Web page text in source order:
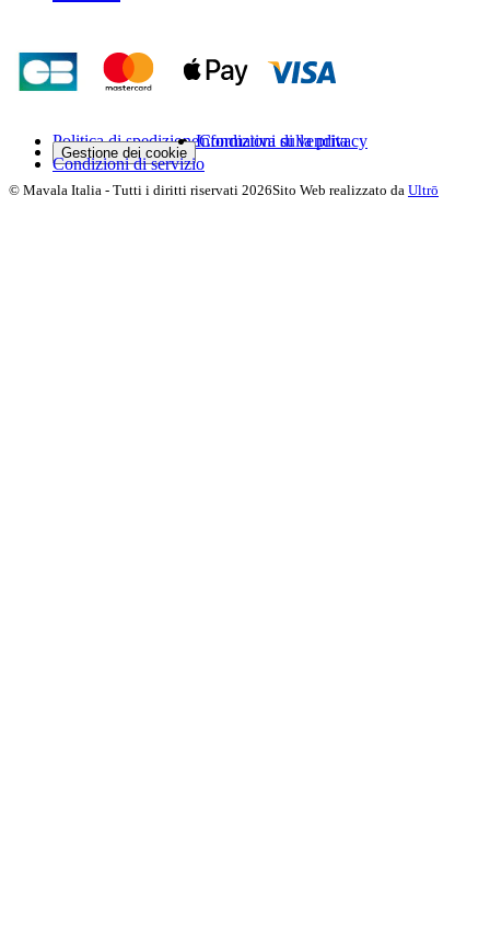
Politica di spedizioneCondizioni di vendita
Gestione dei cookie
Informativa sulla privacy
Condizioni di servizio
© Mavala Italia - Tutti i diritti riservati 2026Sito Web realizzato da Ultrō